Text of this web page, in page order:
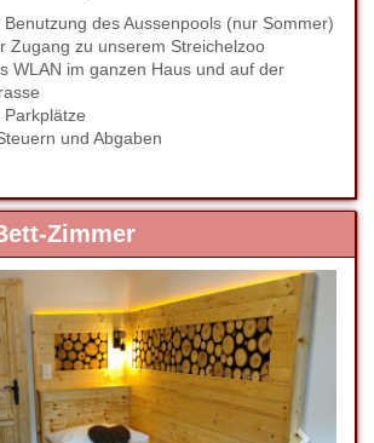
Benutzung des Aussenpools (nur Sommer)
Zugang zu unserem Streichelzoo
WLAN im ganzen Haus und auf der
und Abgaben
Zimmer
Next